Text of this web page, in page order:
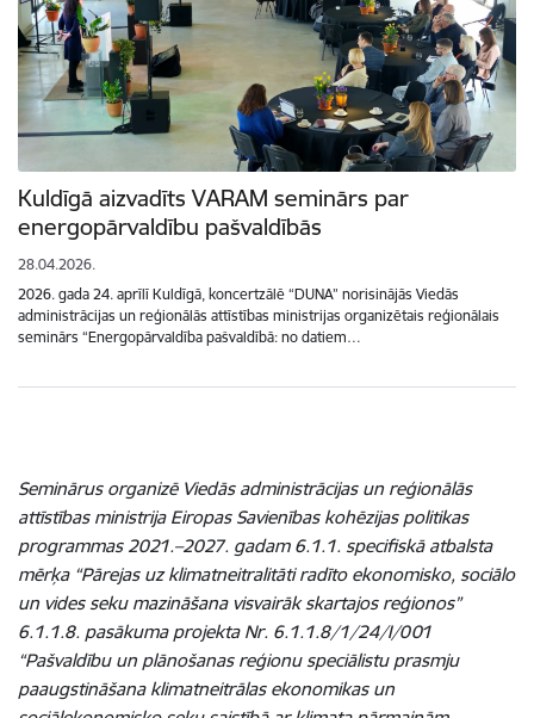
Kuldīgā aizvadīts VARAM seminārs par
energopārvaldību pašvaldībās
28.04.2026.
2026. gada 24. aprīlī Kuldīgā, koncertzālē “DUNA” norisinājās Viedās
administrācijas un reģionālās attīstības ministrijas organizētais reģionālais
seminārs “Energopārvaldība pašvaldībā: no datiem…
Seminārus organizē Viedās administrācijas un reģionālās
attīstības ministrija Eiropas Savienības kohēzijas politikas
programmas 2021.–2027. gadam 6.1.1. specifiskā atbalsta
mērķa “Pārejas uz klimatneitralitāti radīto ekonomisko, sociālo
un vides seku mazināšana visvairāk skartajos reģionos”
6.1.1.8. pasākuma projekta Nr. 6.1.1.8/1/24/I/001
“Pašvaldību un plānošanas reģionu speciālistu prasmju
paaugstināšana klimatneitrālas ekonomikas un